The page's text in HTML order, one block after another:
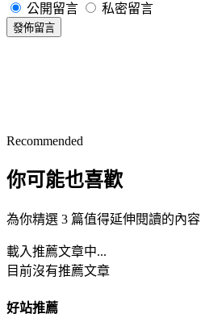
公開留言 私密留言
發佈留言
Recommended
你可能也喜歡
為你精選 3 篇值得延伸閱讀的內容
載入推薦文章中...
目前沒有推薦文章
好站推薦